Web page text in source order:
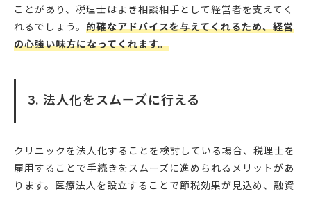
ことがあり、税理士はよき相談相手として経営者を支えてく
れるでしょう。 的確なアドバイスを与えてくれるため、経営
の心強い味方になってくれます。
3. 法人化をスムーズに行える
クリニックを法人化することを検討している場合、税理士を
雇用することで手続きをスムーズに進められるメリットがあ
ります。医療法人を設立することで節税効果が見込め、融資